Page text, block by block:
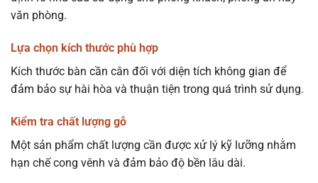
văn phòng.
Lựa chọn kích thước phù hợp
Kích thước bàn cần cân đối với diện tích không gian để
đảm bảo sự hài hòa và thuận tiện trong quá trình sử dụng.
Kiểm tra chất lượng gỗ
Một sản phẩm chất lượng cần được xử lý kỹ lưỡng nhằm
hạn chế cong vênh và đảm bảo độ bền lâu dài.